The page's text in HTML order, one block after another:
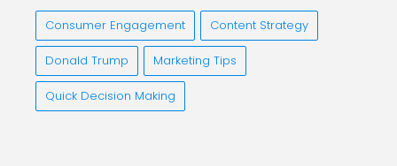
Consumer Engagement Content Strategy
Donald Trump Marketing Tips
Quick Decision Making